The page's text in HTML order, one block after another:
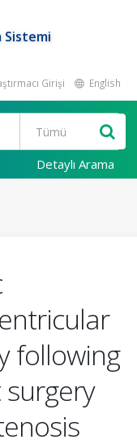
Sistemi
Girişi English
Detaylı Arama
following